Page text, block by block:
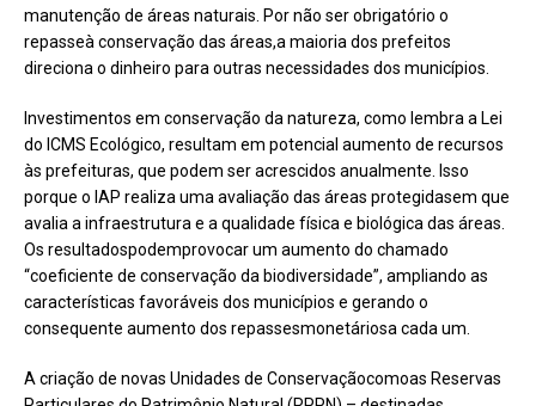
manutenção de áreas naturais. Por não ser obrigatório o
repasseà conservação das áreas,a maioria dos prefeitos
direciona o dinheiro para outras necessidades dos municípios.
Investimentos em conservação da natureza, como lembra a Lei
do ICMS Ecológico, resultam em potencial aumento de recursos
às prefeituras, que podem ser acrescidos anualmente. Isso
porque o IAP realiza uma avaliação das áreas protegidasem que
avalia a infraestrutura e a qualidade física e biológica das áreas.
Os resultadospodemprovocar um aumento do chamado
“coeficiente de conservação da biodiversidade”, ampliando as
características favoráveis dos municípios e gerando o
consequente aumento dos repassesmonetáriosa cada um.
A criação de novas Unidades de Conservaçãocomoas Reservas